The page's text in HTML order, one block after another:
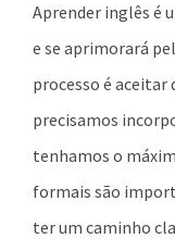
Aprender inglês é
e se aprimorará
processo é aceitar
precisamos
tenhamos o
formais são
ter um caminho